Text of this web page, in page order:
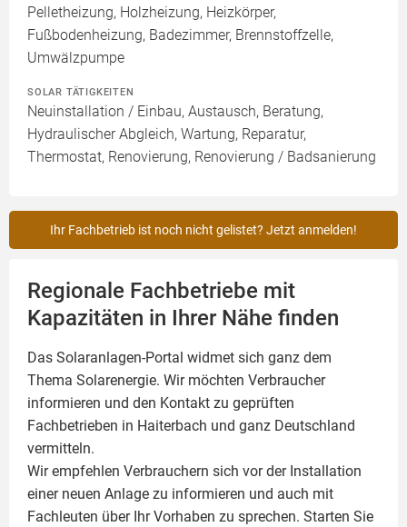
Pelletheizung, Holzheizung, Heizkörper,
Fußbodenheizung, Badezimmer, Brennstoffzelle,
Umwälzpumpe
SOLAR TÄTIGKEITEN
Neuinstallation / Einbau, Austausch, Beratung,
Hydraulischer Abgleich, Wartung, Reparatur,
Thermostat, Renovierung, Renovierung / Badsanierung
Ihr Fachbetrieb ist noch nicht gelistet? Jetzt anmelden!
Regionale Fachbetriebe mit
Kapazitäten in Ihrer Nähe finden
Das Solaranlagen-Portal widmet sich ganz dem
Thema Solarenergie. Wir möchten Verbraucher
informieren und den Kontakt zu geprüften
Fachbetrieben in Haiterbach und ganz Deutschland
vermitteln.
Wir empfehlen Verbrauchern sich vor der Installation
einer neuen Anlage zu informieren und auch mit
Fachleuten über Ihr Vorhaben zu sprechen. Starten Sie